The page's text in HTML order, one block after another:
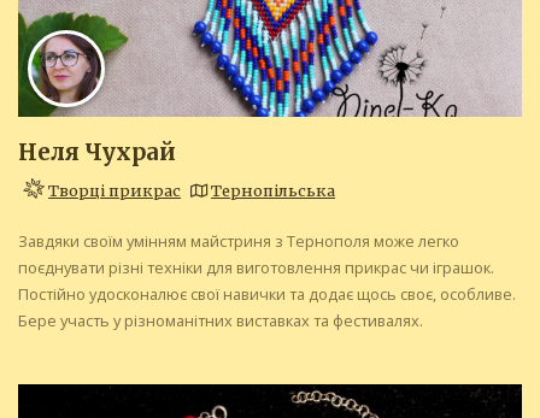
Неля Чухрай
Творці прикрас Тернопільська
Завдяки своїм умінням майстриня з Тернополя може легко
поєднувати різні техніки для виготовлення прикрас чи іграшок.
Постійно удосконалює свої навички та додає щось своє, особливе.
Бере участь у різноманітних виставках та фестивалях.